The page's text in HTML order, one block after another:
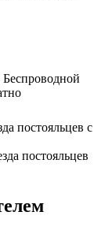
постояльцев с
постояльцев